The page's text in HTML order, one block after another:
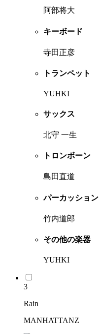
阿部将大
キーボード
寺田正彦
トランペット
YUHKI
サックス
北守 一生
トロンボーン
島田直道
パーカッション
竹内道郎
その他の楽器
YUHKI
3
Rain
MANHATTANZ